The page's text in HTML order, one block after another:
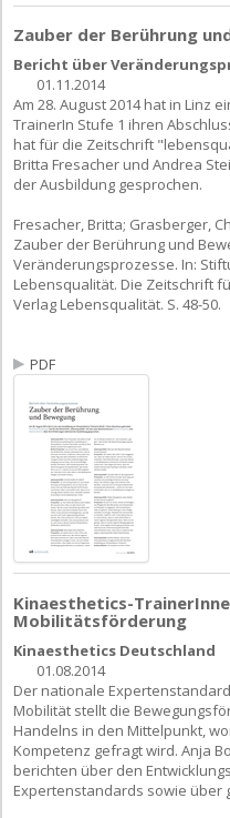
Zauber der Berührung
Bericht über
01.11.2014
Am 28. August 2014 hat in Linz
TrainerIn Stufe 1 ihren
hat für die Zeitschrift
Britta Fresacher und Andrea
der Ausbildung gesprochen.
Fresacher, Britta; Grasberger,
Zauber der Berührung und
Veränderungsprozesse. In:
Lebensqualität. Die Zeitschrift
Verlag Lebensqualität. S. 48-50.
PDF
Kinaesthetics-
Mobilitätsförderung
Kinaesthetics Deutschland
01.08.2014
Der nationale
Mobilität stellt die
Handelns in den Mittelpunkt,
Kompetenz gefragt wird. Anja
berichten über den
Expertenstandards sowie über